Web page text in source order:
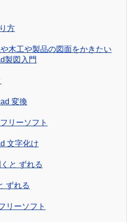
方
木工や製品の図面をかきたい
製図入門
変換
リーソフト
文字化け
と ずれる
ずれる
リーソフト